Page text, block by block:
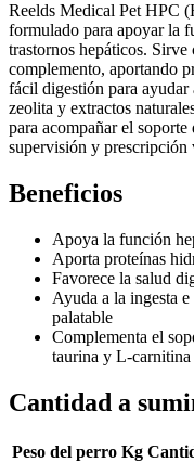
Reelds Medical Pet HPC
formulado para apoyar la
trastornos hepáticos.
complemento, aportando
fácil digestión para
zeolita y extractos
para acompañar el
supervisión y prescripción
Beneficios
Apoya la función
Aporta proteínas
Favorece la salud
Ayuda a la ingesta
palatable
Complementa el
taurina y L-carnitina
Cantidad a
Peso del perro Kg